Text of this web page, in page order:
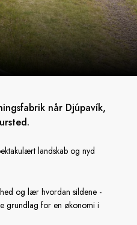
når Djúpavík,
landskab og nyd
og lær hvordan sildene -
grundlag for en økonomi i